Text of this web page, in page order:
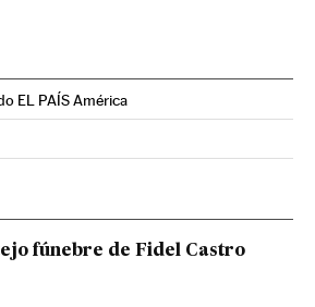
EL PAÍS América
Brasil en Twitter
País Brasil en Instagram
El País Brasil en Facebook
fúnebre de Fidel Castro